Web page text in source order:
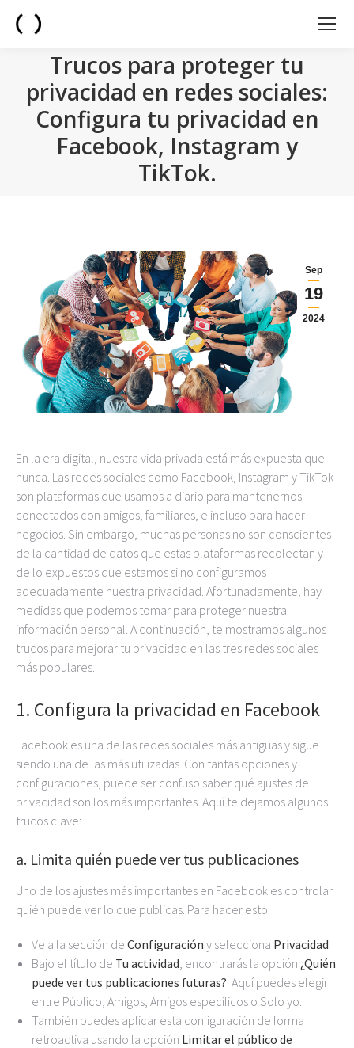
Trucos para proteger tu
privacidad en redes sociales:
Configura tu privacidad en
Facebook, Instagram y
TikTok.
Sep
19
2024
En la era digital, nuestra vida privada está más expuesta que
nunca. Las redes sociales como Facebook, Instagram y TikTok
son plataformas que usamos a diario para mantenernos
conectados con amigos, familiares, e incluso para hacer
negocios. Sin embargo, muchas personas no son conscientes
de la cantidad de datos que estas plataformas recolectan y
de lo expuestos que estamos si no configuramos
adecuadamente nuestra privacidad. Afortunadamente, hay
medidas que podemos tomar para proteger nuestra
información personal. A continuación, te mostramos algunos
trucos para mejorar tu privacidad en las tres redes sociales
más populares.
1. Configura la privacidad en Facebook
Facebook es una de las redes sociales más antiguas y sigue
siendo una de las más utilizadas. Con tantas opciones y
configuraciones, puede ser confuso saber qué ajustes de
privacidad son los más importantes. Aquí te dejamos algunos
trucos clave:
a. Limita quién puede ver tus publicaciones
Uno de los ajustes más importantes en Facebook es controlar
quién puede ver lo que publicas. Para hacer esto:
Ve a la sección de Configuración y selecciona Privacidad.
Bajo el título de Tu actividad, encontrarás la opción ¿Quién
puede ver tus publicaciones futuras?. Aquí puedes elegir
entre Público, Amigos, Amigos específicos o Solo yo.
También puedes aplicar esta configuración de forma
retroactiva usando la opción Limitar el público de